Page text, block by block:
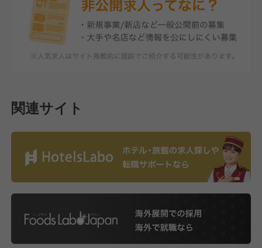
関連サイト